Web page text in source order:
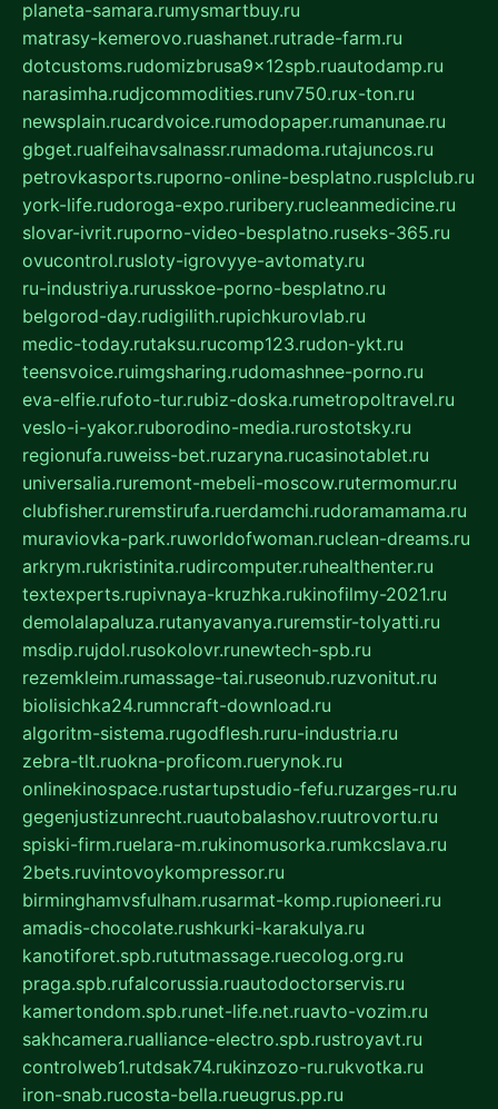
planeta-samara.rumysmartbuy.ru
matrasy-kemerovo.ruashanet.rutrade-farm.ru
dotcustoms.rudomizbrusa9x12spb.ruautodamp.ru
narasimha.rudjcommodities.runv750.rux-ton.ru
newsplain.rucardvoice.rumodopaper.rumanunae.ru
gbget.rualfeihavsalnassr.rumadoma.rutajuncos.ru
petrovkasports.ruporno-online-besplatno.rusplclub.ru
york-life.rudoroga-expo.ruribery.rucleanmedicine.ru
slovar-ivrit.ruporno-video-besplatno.ruseks-365.ru
ovucontrol.rusloty-igrovyye-avtomaty.ru
ru-industriya.rurusskoe-porno-besplatno.ru
belgorod-day.rudigilith.rupichkurovlab.ru
medic-today.rutaksu.rucomp123.rudon-ykt.ru
teensvoice.ruimgsharing.rudomashnee-porno.ru
eva-elfie.rufoto-tur.rubiz-doska.rumetropoltravel.ru
veslo-i-yakor.ruborodino-media.rurostotsky.ru
regionufa.ruweiss-bet.ruzaryna.rucasinotablet.ru
universalia.ruremont-mebeli-moscow.rutermomur.ru
clubfisher.ruremstirufa.ruerdamchi.rudoramamama.ru
muraviovka-park.ruworldofwoman.ruclean-dreams.ru
arkrym.rukristinita.rudircomputer.ruhealthenter.ru
textexperts.rupivnaya-kruzhka.rukinofilmy-2021.ru
demolalapaluza.rutanyavanya.ruremstir-tolyatti.ru
msdip.rujdol.rusokolovr.runewtech-spb.ru
rezemkleim.rumassage-tai.ruseonub.ruzvonitut.ru
biolisichka24.rumncraft-download.ru
algoritm-sistema.rugodflesh.ruru-industria.ru
zebra-tlt.ruokna-proficom.ruerynok.ru
onlinekinospace.rustartupstudio-fefu.ruzarges-ru.ru
gegenjustizunrecht.ruautobalashov.ruutrovortu.ru
spiski-firm.ruelara-m.rukinomusorka.rumkcslava.ru
2bets.ruvintovoykompressor.ru
birminghamvsfulham.rusarmat-komp.rupioneeri.ru
amadis-chocolate.rushkurki-karakulya.ru
kanotiforet.spb.rututmassage.ruecolog.org.ru
praga.spb.rufalcorussia.ruautodoctorservis.ru
kamertondom.spb.runet-life.net.ruavto-vozim.ru
sakhcamera.rualliance-electro.spb.rustroyavt.ru
controlweb1.rutdsak74.rukinzozo-ru.rukvotka.ru
iron-snab.rucosta-bella.rueugrus.pp.ru